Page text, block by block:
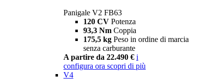
Panigale V2 FB63
120 CV Potenza
93,3 Nm Coppia
175,5 kg Peso in ordine di marcia
senza carburante
A partire da 22.490 € i
configura ora scopri di più
V4